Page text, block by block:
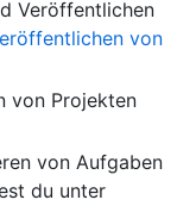
Veröffentlichen
von
von Projekten
von Aufgaben
du unter